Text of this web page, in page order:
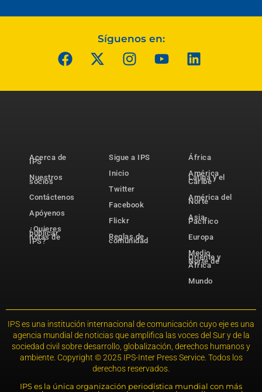
Síguenos en:
Acerca de
IPS
Nuestros
socios
Contáctenos
Apóyenos
¿Quieres
publicar
notas de
IPS?
Sigue a IPS
Inicio
Twitter
Facebook
Flickr
Reglas de
comunidad
África
América
Latina y el
Caribe
América del
Norte
Asia-
Pacífico
Europa
Medio
Oriente y
Norte de
África
Mundo
IPS es una institución internacional de comunicación cuyo eje es una
agencia mundial de noticias que amplifica las voces del Sur y de la
sociedad civil sobre desarrollo, globalización, derechos humanos y
ambiente. Copyright © 2025 IPS-Inter Press Service. Todos los
derechos reservados.
IPS es la única organización periodística mundial con más